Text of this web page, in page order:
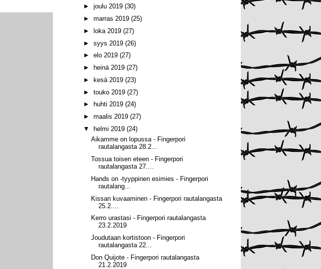
► joulu 2019 (30)
► marras 2019 (25)
►
loka 2019 (27)
► syys 2019 (26)
► elo 2019 (27)
►
heinä 2019 (27)
►
kesä 2019 (23)
► touko 2019 (27)
►
huhti 2019 (24)
► maalis 2019 (27)
▼
helmi 2019 (24)
Aikamme on lopussa - Fingerpori
rautalangasta 28.2...
Tossua toisen eteen - Fingerpori
rautalangasta 27....
Hands on -tyyppinen esimies - Fingerpori
rautalang...
Kissan kuvaaminen - Fingerpori rautalangasta
25.2....
Kerro urastasi - Fingerpori rautalangasta
23.2.2019
Joudutaan kortistoon - Fingerpori
rautalangasta 22...
Don Quijote - Fingerpori rautalangasta
21.2.2019